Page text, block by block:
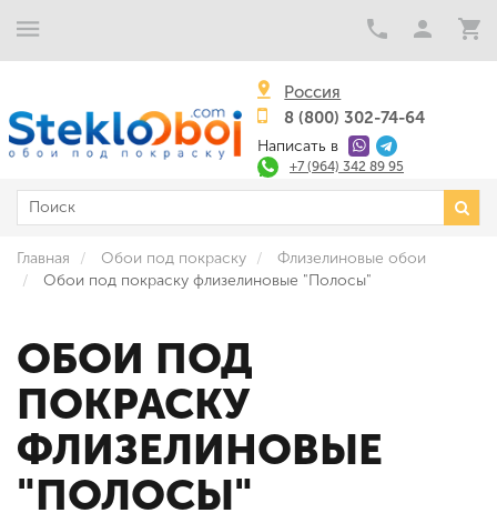
Россия
8 (800) 302-74-64
Написать в
+7 (964) 342 89 95
Главная Обои под покраску
Флизелиновые обои
Обои под покраску флизелиновые "Полосы"
ОБОИ ПОД
ПОКРАСКУ
ФЛИЗЕЛИНОВЫЕ
"ПОЛОСЫ"